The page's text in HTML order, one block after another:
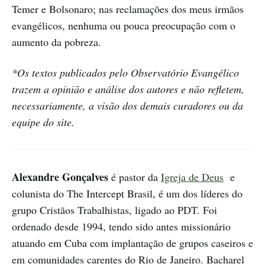
Temer e Bolsonaro; nas reclamações dos meus irmãos
evangélicos, nenhuma ou pouca preocupação com o
aumento da pobreza.
*Os textos publicados pelo Observatório Evangélico
trazem a opinião e análise dos autores e não refletem,
necessariamente, a visão dos demais curadores ou da
equipe do site.
Alexandre Gonçalves é pastor da Igreja de Deus e
colunista do The Intercept Brasil, é um dos líderes do
grupo Cristãos Trabalhistas, ligado ao PDT. Foi
ordenado desde 1994, tendo sido antes missionário
atuando em Cuba com implantação de grupos caseiros e
em comunidades carentes do Rio de Janeiro. Bacharel